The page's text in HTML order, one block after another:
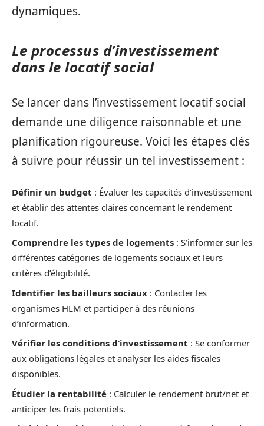
dynamiques.
Le processus d’investissement
dans le locatif social
Se lancer dans l’investissement locatif social
demande une diligence raisonnable et une
planification rigoureuse. Voici les étapes clés
à suivre pour réussir un tel investissement :
Définir un budget : Évaluer les capacités d’investissement
et établir des attentes claires concernant le rendement
locatif.
Comprendre les types de logements : S’informer sur les
différentes catégories de logements sociaux et leurs
critères d’éligibilité.
Identifier les bailleurs sociaux : Contacter les
organismes HLM et participer à des réunions
d’information.
Vérifier les conditions d’investissement : Se conformer
aux obligations légales et analyser les aides fiscales
disponibles.
Étudier la rentabilité : Calculer le rendement brut/net et
anticiper les frais potentiels.